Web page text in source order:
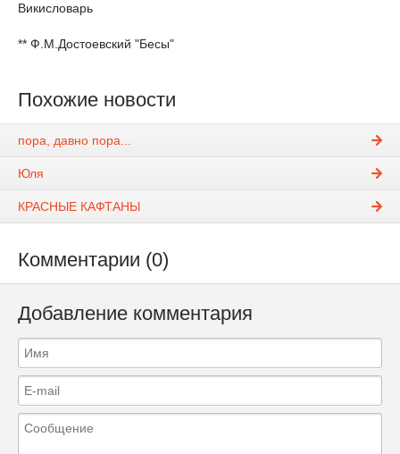
Викисловарь
** Ф.М.Достоевский "Бесы"
Похожие новости
пора, давно пора...
Юля
КРАСНЫЕ КАФТАНЫ
Комментарии (0)
Добавление комментария